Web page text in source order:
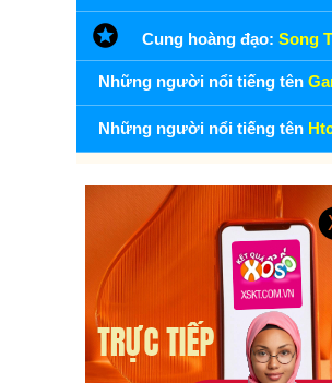
Cung hoàng đạo: Song
Những người nổi tiếng tên
Những người nổi tiếng tên